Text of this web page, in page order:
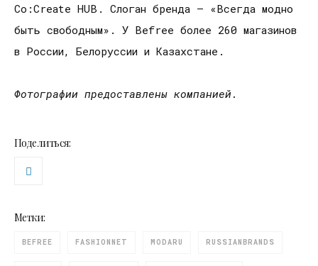
Co:Create HUB. Слоган бренда – «Всегда модно
быть свободным». У Befree более 260 магазинов
в России, Белоруссии и Казахстане.
Фотографии предоставлены компанией.
Поделиться:
Метки:
BEFREE FASHIONNET MODARU RUSSIANBRANDS